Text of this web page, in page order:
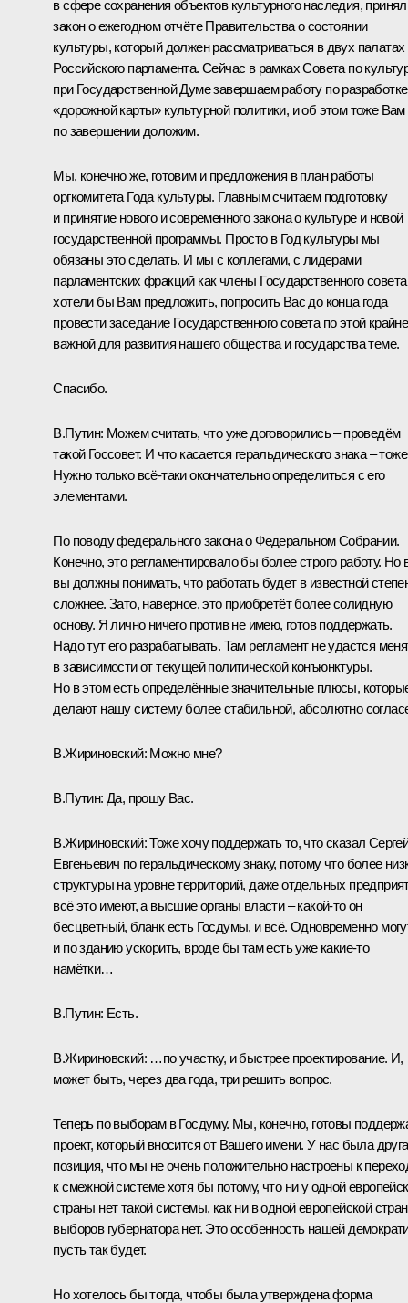
в сфере сохранения объектов культурного наследия,
закон о ежегодном отчёте Правительства о состоянии
культуры, который должен рассматриваться в двух палатах
Российского парламента. Сейчас в рамках Совета по
при Государственной Думе завершаем работу по разработке
«дорожной карты» культурной политики, и об этом тоже Вам
по завершении доложим.
Мы, конечно же, готовим и предложения в план работы
оргкомитета Года культуры. Главным считаем подготовку
и принятие нового и современного закона о культуре и новой
государственной программы. Просто в Год культуры мы
обязаны это сделать. И мы с коллегами, с лидерами
парламентских фракций как члены Государственного совета
хотели бы Вам предложить, попросить Вас до конца года
провести заседание Государственного совета по этой крайне
важной для развития нашего общества и государства теме.
Спасибо.
В.Путин: Можем считать, что уже договорились – проведём
такой Госсовет. И что касается геральдического знака –
Нужно только всё‑таки окончательно определиться с его
элементами.
По поводу федерального закона о Федеральном Собрании.
Конечно, это регламентировало бы более строго работу. Но
вы должны понимать, что работать будет в известной
сложнее. Зато, наверное, это приобретёт более солидную
основу. Я лично ничего против не имею, готов поддержать.
Надо тут его разрабатывать. Там регламент не удастся
в зависимости от текущей политической конъюнктуры.
Но в этом есть определённые значительные плюсы,
делают нашу систему более стабильной, абсолютно
В.Жириновский: Можно мне?
В.Путин: Да, прошу Вас.
В.Жириновский:Тоже хочу поддержать то, что сказал
Евгеньевич по геральдическому знаку, потому что более
структуры на уровне территорий, даже отдельных
всё это имеют, а высшие органы власти – какой‑то он
бесцветный, бланк есть Госдумы, и всё. Одновременно
и по зданию ускорить, вроде бы там есть уже какие‑то
намётки…
В.Путин: Есть.
В.Жириновский: …по участку, и быстрее проектирование. И,
может быть, через два года, три решить вопрос.
Теперь по выборам в Госдуму. Мы, конечно, готовы
проект, который вносится от Вашего имени. У нас была
позиция, что мы не очень положительно настроены к
к смежной системе хотя бы потому, что ни у одной
страны нет такой системы, как ни в одной европейской
выборов губернатора нет. Это особенность нашей
пусть так будет.
Но хотелось бы тогда, чтобы была утверждена форма